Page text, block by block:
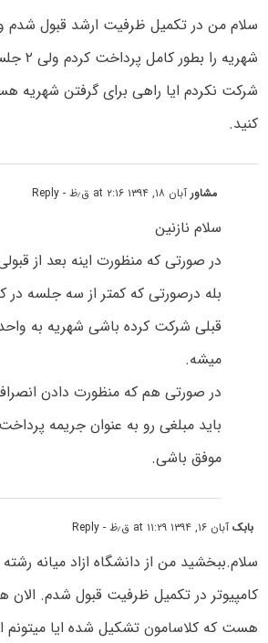
سلام من در تکمیل ظرفیت ارشد قبول شدم
شهریه را
شرکت نکردم ایا راهی برای گرفتن شهریه
کنید.
مشاورآبان ۱۸, ۱۳۹۴ at ۲:۱۶ ق٫ظ - Reply
سلام نازنین
در صورتی که منظورت اینه بعد از
بله درصورتی که کمتر از سه جلسه
قبلی شرکت کرده باشی شهریه به
میشه.
در صورتی هم که منظورت دادن
باید مبلغی رو به عنوان جریمه
موفق باشی.
بابکآبان ۱۶, ۱۳۹۴ at ۱۱:۲۹ ق٫ظ - Reply
کامپیوتر در تکمیل ظرفیت قبول شدم.
هست که کلاسامون تشکیل شده ایا میتونم